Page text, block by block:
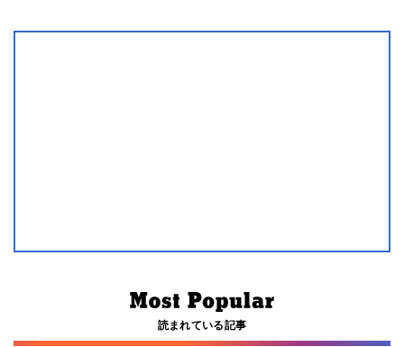
読まれている記事